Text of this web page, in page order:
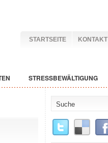
STARTSEITE KONTAKT
STRESSBEWÄLTIGUNG